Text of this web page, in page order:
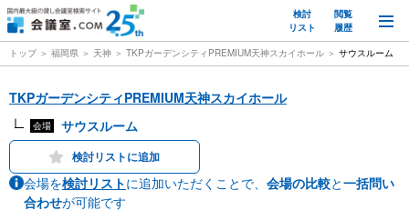
検討
リスト
閲覧
履歴
トップ 福岡県 天神 TKPガーデンシティPREMIUM天神スカイホール サウスルーム
TKPガーデンシティPREMIUM天神スカイホール
会場 サウスルーム
検討リストに追加
会場を検討リストに追加いただくことで、 会場の比較と一括問い
合わせが可能です